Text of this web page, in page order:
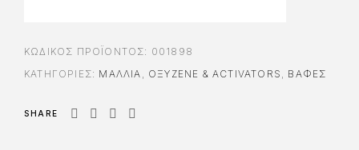
ΚΩΔΙΚΌΣ ΠΡΟΪΌΝΤΟΣ: 001898
ΚΑΤΗΓΟΡΊΕΣ: ΜΑΛΛΙΑ , ΟΞΥΖΕΝΈ & ACTIVATORS , ΒΑΦΈΣ
SHARE